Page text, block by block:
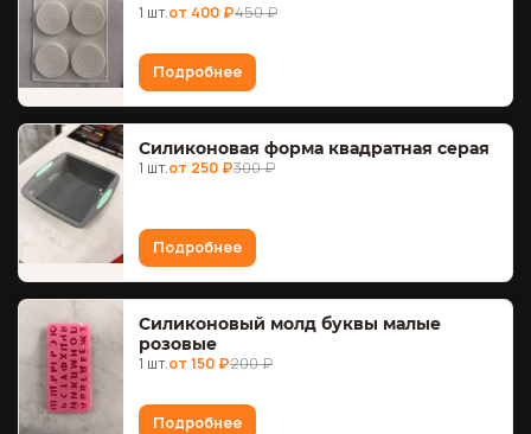
1 шт.от 400 ₽450 ₽
Подробнее
Силиконовая форма квадратная серая
1 шт.от 250 ₽300 ₽
Подробнее
Силиконовый молд буквы малые
розовые
1 шт.от 150 ₽200 ₽
Подробнее